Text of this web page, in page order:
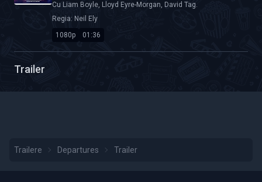
Cu Liam Boyle, Lloyd Eyre-Morgan, David Tag.
Regia: Neil Ely
1080p
Calitate Video: HD 1080p
01:36
Durată: 01:36
Trailer
Trailere Departures Trailer